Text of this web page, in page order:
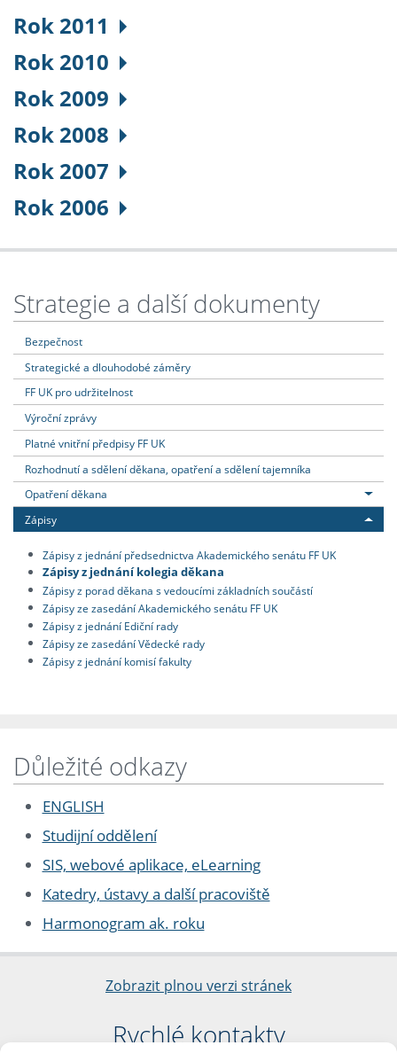
Rok 2011
Rok 2010
Rok 2009
Rok 2008
Rok 2007
Rok 2006
Strategie a další dokumenty
Bezpečnost
Strategické a dlouhodobé záměry
FF UK pro udržitelnost
Výroční zprávy
Platné vnitřní předpisy FF UK
Rozhodnutí a sdělení děkana, opatření a sdělení tajemníka
Opatření děkana
Zápisy
Zápisy z jednání předsednictva Akademického senátu FF UK
Zápisy z jednání kolegia děkana
Zápisy z porad děkana s vedoucími základních součástí
Zápisy ze zasedání Akademického senátu FF UK
Zápisy z jednání Ediční rady
Zápisy ze zasedání Vědecké rady
Zápisy z jednání komisí fakulty
Důležité odkazy
ENGLISH
Studijní oddělení
SIS, webové aplikace, eLearning
Katedry, ústavy a další pracoviště
Harmonogram ak. roku
Zobrazit plnou verzi stránek
Rychlé kontakty